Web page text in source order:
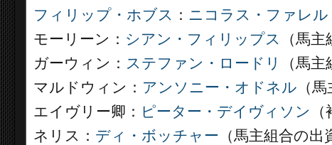
フィリップ・ホブス ： ニコラス・ファレル
モーリーン： シアン・フィリップス
（馬
ガーウィン： ステファン・ロードリ
（馬
マルドウィン： アンソニー・オドネル （
エイヴリー卿： ピーター・デイヴィソン
ネリス： ディ・ボッチャー （馬主組合の出